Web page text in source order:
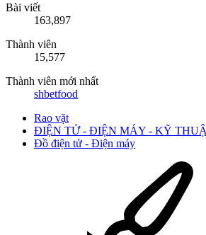
Bài viết
163,897
Thành viên
15,577
Thành viên mới nhất
shbetfood
Rao vặt
ĐIỆN TỬ - ĐIỆN MÁY - KỸ
Đồ điện tử - Điện máy